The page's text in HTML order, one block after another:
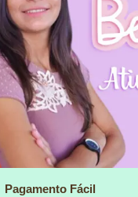
Pagamento Fácil